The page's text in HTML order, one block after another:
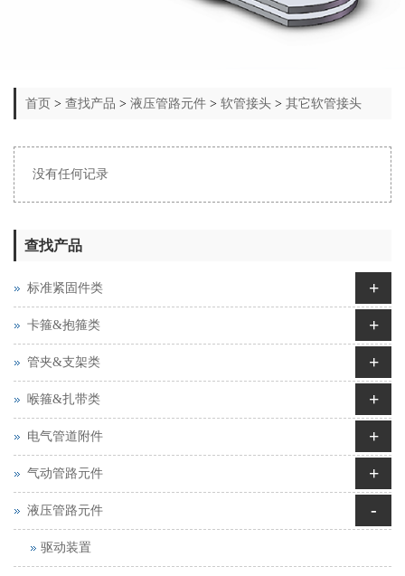
首页 > 查找产品 > 液压管路元件 > 软管接头 > 其它软管接头
没有任何记录
查找产品
标准紧固件类 +
卡箍&抱箍类 +
管夹&支架类 +
喉箍&扎带类 +
电气管道附件 +
气动管路元件 +
液压管路元件 -
驱动装置